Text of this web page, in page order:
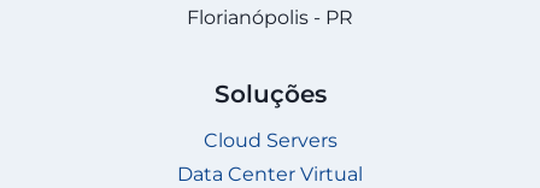
Florianópolis - PR
Soluções
Cloud Servers
Data Center Virtual